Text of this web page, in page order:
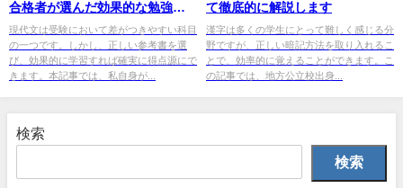
合格者が選んだ効果的な勉強法
と参考書
現代文は受験において差がつきやすい科目
の一つです。しかし、正しい参考書を選
び、効果的に学習すれば確実に得点源にで
きます。本記事では、私自身が...
て徹底的に解説します
漢字は多くの学生にとって難しく感じる分
野ですが、正しい暗記方法を取り入れるこ
とで、効率的に覚えることができます。こ
の記事では、地方公立校出身...
検索
検索